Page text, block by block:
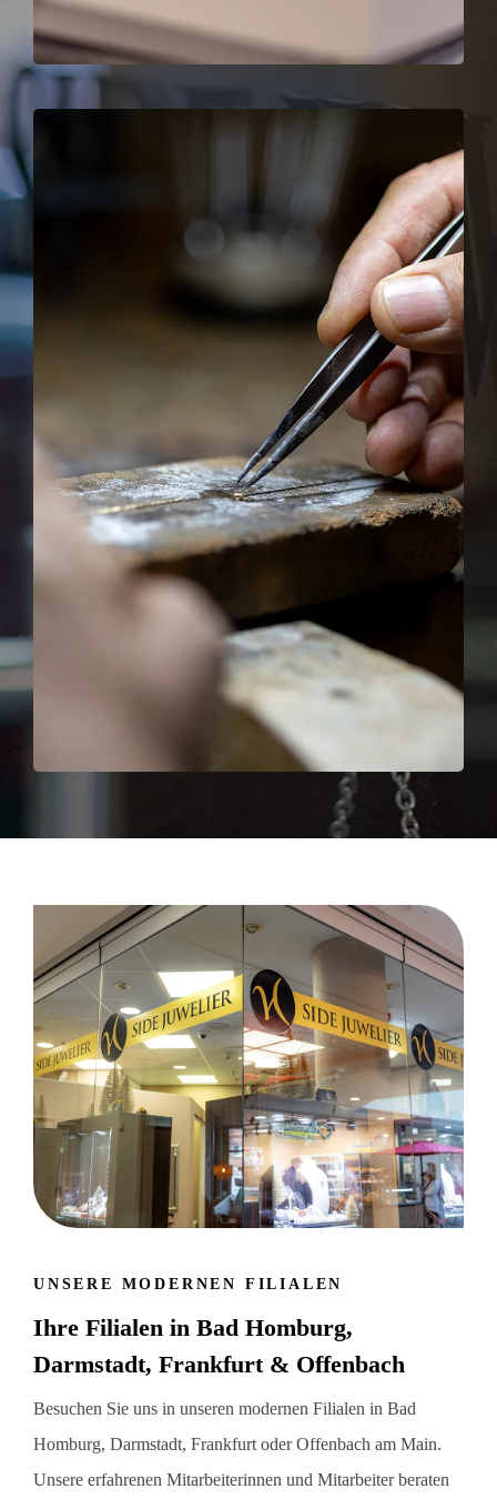
UNSERE MODERNEN FILIALEN
Ihre Filialen in Bad Homburg,
Darmstadt, Frankfurt & Offenbach
Besuchen Sie uns in unseren modernen Filialen in Bad
Homburg, Darmstadt, Frankfurt oder Offenbach am Main.
Unsere erfahrenen Mitarbeiterinnen und Mitarbeiter beraten